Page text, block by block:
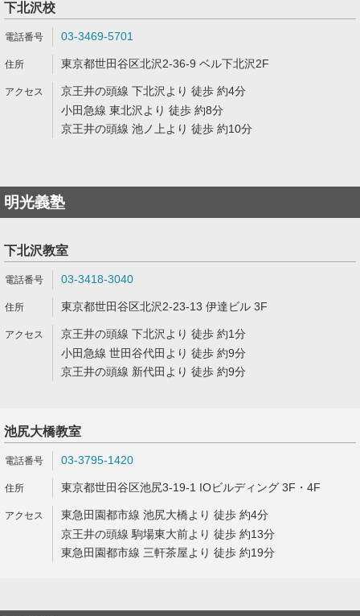
下北沢校
03-3469-5701
東京都世田谷区北沢2-36-9 ベル下北沢2F
京王井の頭線 下北沢より 徒歩 約4分
小田急線 東北沢より 徒歩 約8分
京王井の頭線 池ノ上より 徒歩 約10分
明光義塾
下北沢教室
03-3418-3040
東京都世田谷区北沢2-23-13 伊達ビル 3F
京王井の頭線 下北沢より 徒歩 約1分
小田急線 世田谷代田より 徒歩 約9分
京王井の頭線 新代田より 徒歩 約9分
池尻大橋教室
03-3795-1420
東京都世田谷区池尻3-19-1 IOビルディング 3F・4F
東急田園都市線 池尻大橋より 徒歩 約4分
京王井の頭線 駒場東大前より 徒歩 約13分
東急田園都市線 三軒茶屋より 徒歩 約19分